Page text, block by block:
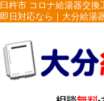
臼杵市 コロナ給湯器交換
即日対応なら｜大分給湯